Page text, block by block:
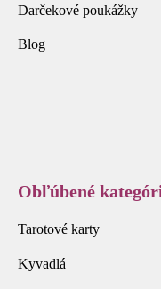
Darčekové poukážky
Blog
Obľúbené
Tarotové karty
Kyvadlá